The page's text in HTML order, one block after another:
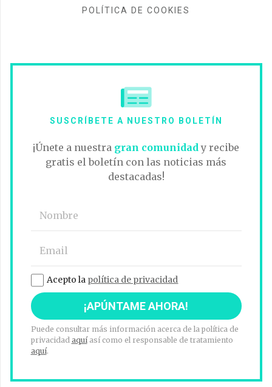
POLÍTICA DE COOKIES
SUSCRÍBETE A NUESTRO BOLETÍN
¡Únete a nuestra gran comunidady recibe
gratis el boletín con las noticias más
destacadas!
Acepto la política de privacidad
Puede consultar más información acerca de la política de
privacidad aquíasí como el responsable de tratamiento
aquí.